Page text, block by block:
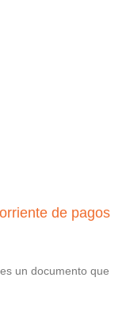
de pagos
un documento que